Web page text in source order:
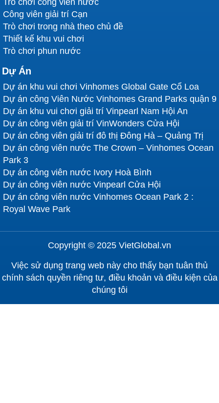
Trò chơi công viên nước
Công viên giải trí Cạn
Trò chơi trong nhà theo chủ đề
Thiết kế khu vui chơi
Trò chơi phun nước
Dự Án
Dự án khu vui chơi Vinhomes Global Gate Cổ Loa
Dự án công Viên Nước Vinhomes Grand Parks quận 9
Dự án khu vui chơi giải trí Vinpearl Nam Hội An
Dự án công viên giải trí VinWonders Cửa Hội
Dự án công viên giải trí đô thị Đông Hà – Quảng Trị
Dự án công viên nước The Crown – Vinhomes Ocean
Park 3
Dự án công viên nước Ivory Hoà Bình
Dự án công viên nước Vinpearl Cửa Hội
Dự án công viên nước Vinhomes Ocean Park 2 :
Royal Wave Park
Copyright © 2025 VietGlobal.vn
Việc sử dụng trang web này cho thấy bạn tuân thủ
chính sách quyền riêng tư, điều khoản và điều kiện của
chúng tôi